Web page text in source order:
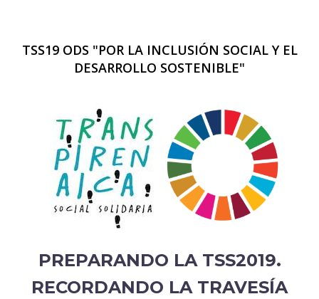
TSS19 ODS "POR LA INCLUSIÓN SOCIAL Y EL
DESARROLLO SOSTENIBLE"
PREPARANDO LA TSS2019.
RECORDANDO LA TRAVESÍA